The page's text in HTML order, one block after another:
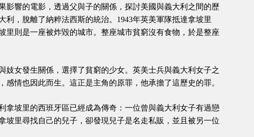
影響的電影，透過父與子的關係，探討美國與義大利之間的歷
利，脫離了納粹法西斯的統治。1943年英美軍隊抵達拿坡里
里則是一座被炸毀的城市。整座城市貧窮沒有食物，於是整座
妓女發生關係，選擇了貧窮的少女。英美士兵與義大利女子之
感情也因此而生。這正是主角的原罪，他承擔了這歷史的罪。
拿坡里的西班牙區已經成為傳奇：一位曾與義大利女子有過戀
坡里尋找自己的兒子，卻發現兒子是名走私販，並且被另一位